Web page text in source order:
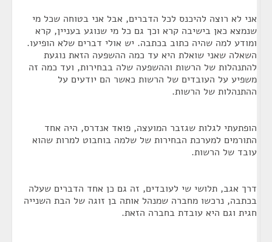
אני לא רוצה להיכנס לכל הדברים, אבל אני בטוחה שכל מי
שנמצא כאן בישיבה קרא וכך גם כל מי שנוגע בעניין, קרא
ומודע למה שהיה כתוב בכתבה. יש אולי דברים שלא הופיעו.
השאלה שאני שואלת היא עד כמה ההשפעה הזאת נוגעת
להתנהלות של הרשות וההשפעה שלה בבחירות, ועד כמה זה
משפיע על העובדים של הרשות כאשר הם יודעים על
ההתנהלות של הרשות.
הופתעתי לגלות שגזבר המועצה, פואד אנדרס, היה אחד
התורמים למערכת הבחירות של שלמה בוחבוט למרות שהוא
עובד של הרשות.
דרך אגב, תלושי שי לעובדים, זה גם כן אחד הדברים שעלה
בכתבה, נרכשו מחברה שמנהל אותה בן זוגה של הבת השנייה
חגית וגם היא עובדת בחברה הזאת.